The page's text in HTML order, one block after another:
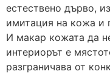
естествено дърво,
имитация на кожа и
И макар кожата да
интериорът е
разграничава от